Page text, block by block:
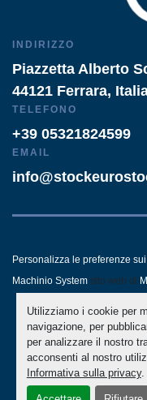
Utilizziamo i cookie per
navigazione, per
per analizzare il nostro
acconsenti al nostro
Informativa sulla privacy.
INDIRIZZO
Piazzetta Alberto
44121 Ferrara,
TELEFONO
+39 05321824599
EMAIL
Personalizza le preferenze
Machinio System sito web di
- LINKEDIN -